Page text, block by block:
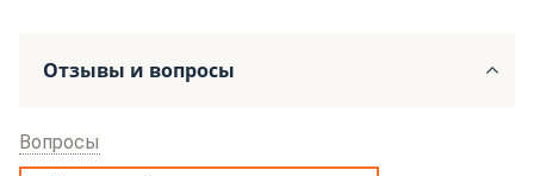
Отзывы и вопросы
Вопросы